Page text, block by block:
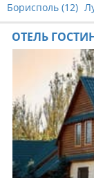
Борисполь (12)
ОТЕЛЬ